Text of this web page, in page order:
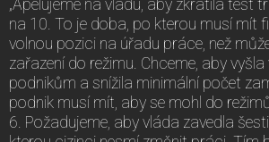
„Apelujeme na vládu, aby zkrátila test
na 10. To je doba, po kterou musí mít
volnou pozici na úřadu práce, než
zařazení do režimu. Chceme, aby
podnikům a snížila minimální počet
podnik musí mít, aby se mohl do
6. Požadujeme, aby vláda zavedla